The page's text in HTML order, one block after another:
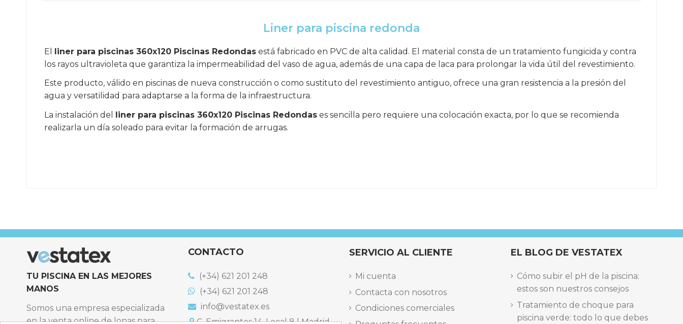
Liner para piscina redonda
El liner para piscinas 360x120 Piscinas Redondas está fabricado en PVC de alta calidad. El material consta de un tratamiento fungicida y contra
los rayos ultravioleta que garantiza la impermeabilidad del vaso de agua, además de una capa de laca para prolongar la vida útil del revestimiento.
Este producto, válido en piscinas de nueva construcción o como sustituto del revestimiento antiguo, ofrece una gran resistencia a la presión del
agua y versatilidad para adaptarse a la forma de la infraestructura.
La instalación del
liner para piscinas 360x120 Piscinas Redondas es sencilla pero requiere una colocación exacta, por lo que se recomienda
realizarla un día soleado para evitar la formación de arrugas.
TU PISCINA EN LAS MEJORES
MANOS
Somos una empresa especializada
en la venta online de lonas para
CONTACTO
(+34) 621 201 248
(+34) 621 201 248
info@vestatex.es
C. Emigrantes 14, Local 8 | Madrid,
SERVICIO AL CLIENTE
Mi cuenta
Contacta con nosotros
Condiciones comerciales
EL BLOG DE VESTATEX
Cómo subir el pH de la piscina:
estos son nuestros consejos
Tratamiento de choque para
piscina verde: todo lo que debes